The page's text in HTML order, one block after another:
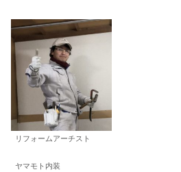
リフォームアーチスト
ヤマモト内装